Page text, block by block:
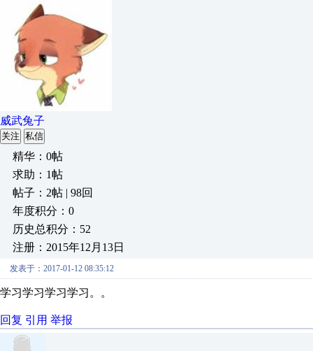
威武兔子
关注 私信
精华：0帖
求助：1帖
帖子：2帖 | 98回
年度积分：0
历史总积分：52
注册：2015年12月13日
发表于：2017-01-12 08:35:12
学习学习学习学习。。
回复 引用 举报